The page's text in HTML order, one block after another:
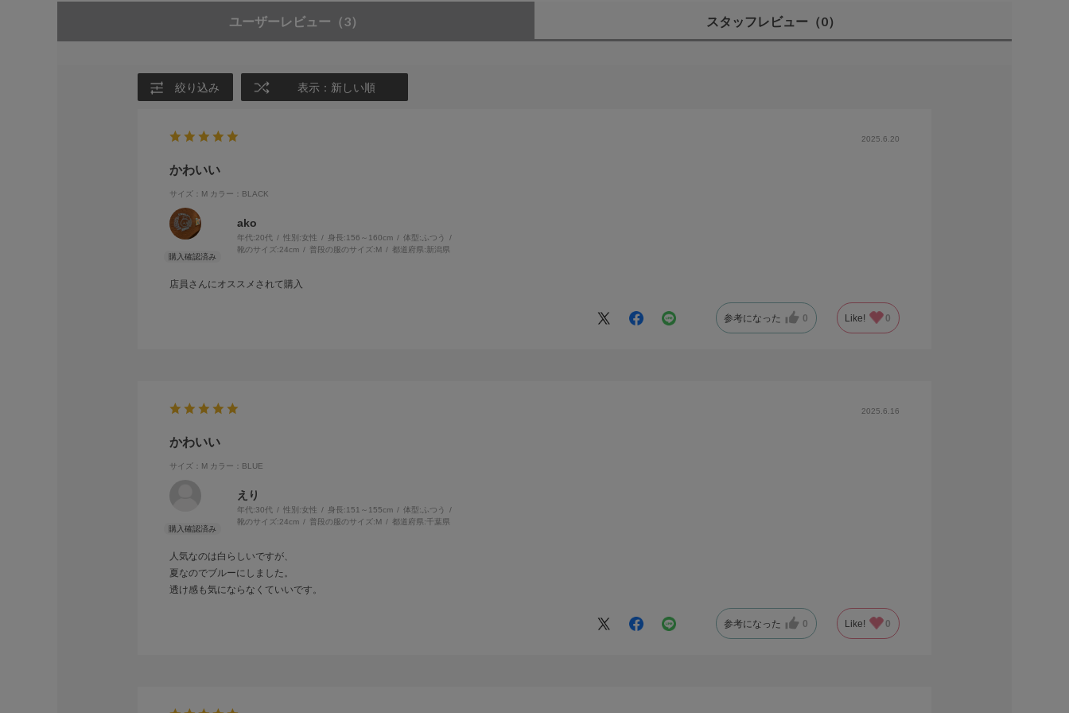
ユーザーレビュー （3） スタッフレビュー （0）
絞り込み 表示：新しい順
2025.6.20
かわいい
サイズ：M カラー：BLACK
ako
年代:20代 性別:女性 身長:156～160cm 体型: ふつう
靴のサイズ:24cm 普段の服のサイズ:M 都道府県:新潟県
店員さんにオススメされて購入
参考になった 0 Like! 0
2025.6.16
かわいい
サイズ：M カラー：BLUE
えり
年代:30代 性別:女性 身長:151～155cm 体型: ふつう
靴のサイズ:24cm 普段の服のサイズ:M 都道府県:千葉県
人気なのは白らしいですが、
夏なのでブルーにしました。
透け感も気にならなくていいです。
参考になった 0 Like! 0